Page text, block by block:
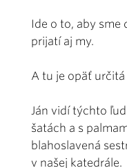
Ide o to, aby
prijatí aj my.
A tu je opäť
Ján vidí týchto
šatách a s
blahoslavená
v našej katedrále.